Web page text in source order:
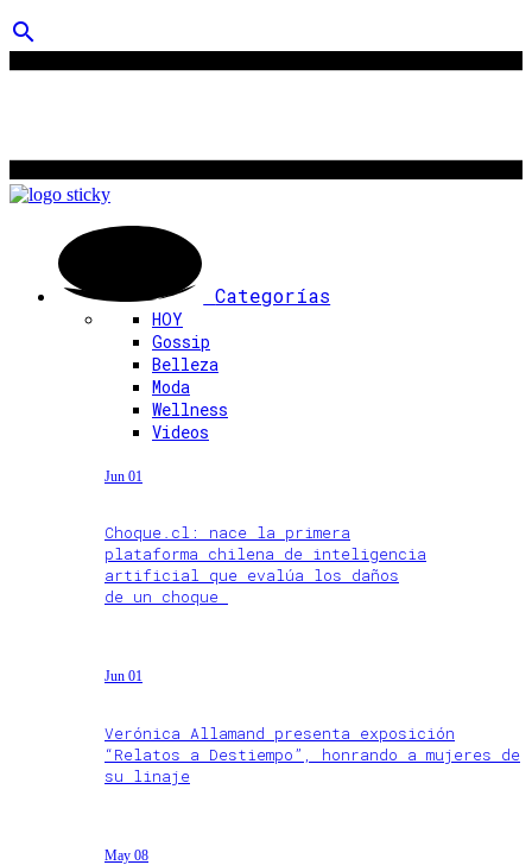
search
Categorías
HOY
Gossip
Belleza
Moda
Wellness
Videos
Jun 01
Choque.cl: nace la primera
plataforma chilena de inteligencia
artificial que evalúa los daños
de un choque
Jun 01
Verónica Allamand presenta exposición
“Relatos a Destiempo”, honrando a mujeres de
su linaje
May 08